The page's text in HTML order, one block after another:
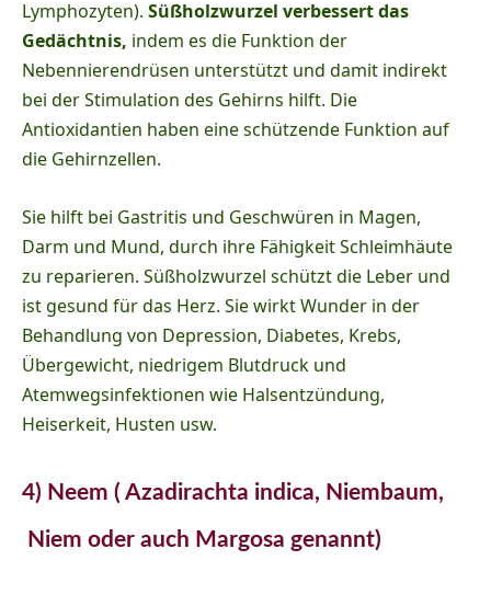
Lymphozyten). Süßholzwurzel verbessert das
Gedächtnis, indem es die Funktion der
Nebennierendrüsen unterstützt und damit indirekt
bei der Stimulation des Gehirns hilft. Die
Antioxidantien haben eine schützende Funktion auf
die Gehirnzellen.
Sie hilft bei Gastritis und Geschwüren in Magen,
Darm und Mund, durch ihre Fähigkeit Schleimhäute
zu reparieren. Süßholzwurzel schützt die Leber und
ist gesund für das Herz. Sie wirkt Wunder in der
Behandlung von Depression, Diabetes, Krebs,
Übergewicht, niedrigem Blutdruck und
Atemwegsinfektionen wie Halsentzündung,
Heiserkeit, Husten usw.
4) Neem ( Azadirachta indica, Niembaum,
Niem oder auch Margosa genannt)